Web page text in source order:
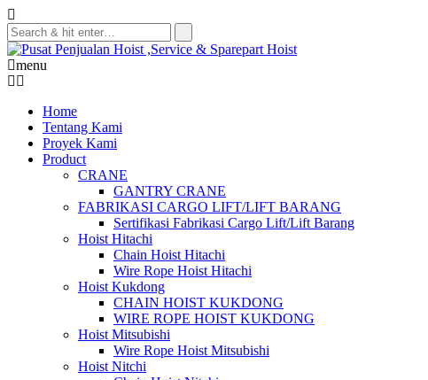
Skip
to
content
menu
Home
Tentang Kami
Proyek Kami
Product
CRANE
GANTRY CRANE
FABRIKASI CARGO LIFT/LIFT BARANG
Sertifikasi Fabrikasi Cargo Lift/Lift Barang
Hoist Hitachi
Chain Hoist Hitachi
Wire Rope Hoist Hitachi
Hoist Kukdong
CHAIN HOIST KUKDONG
WIRE ROPE HOIST KUKDONG
Hoist Mitsubishi
Wire Rope Hoist Mitsubishi
Hoist Nitchi